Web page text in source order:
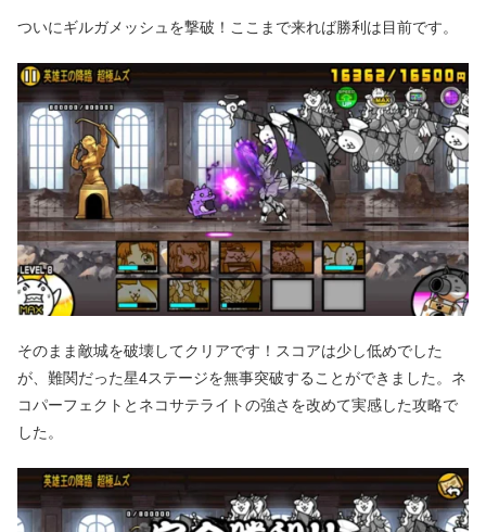
ついにギルガメッシュを撃破！ここまで来れば勝利は目前です。
そのまま敵城を破壊してクリアです！スコアは少し低めでした
が、難関だった星4ステージを無事突破することができました。ネ
コパーフェクトとネコサテライトの強さを改めて実感した攻略で
した。